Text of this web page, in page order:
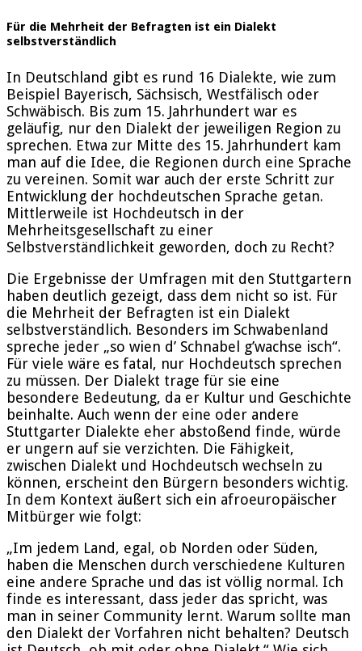
Für die Mehrheit der Befragten ist ein Dialekt
selbstverständlich
In Deutschland gibt es rund 16 Dialekte, wie zum
Beispiel Bayerisch, Sächsisch, Westfälisch oder
Schwäbisch. Bis zum 15. Jahrhundert war es
geläufig, nur den Dialekt der jeweiligen Region zu
sprechen. Etwa zur Mitte des 15. Jahrhundert kam
man auf die Idee, die Regionen durch eine Sprache
zu vereinen. Somit war auch der erste Schritt zur
Entwicklung der hochdeutschen Sprache getan.
Mittlerweile ist Hochdeutsch in der
Mehrheitsgesellschaft zu einer
Selbstverständlichkeit geworden, doch zu Recht?
Die Ergebnisse der Umfragen mit den Stuttgartern
haben deutlich gezeigt, dass dem nicht so ist. Für
die Mehrheit der Befragten ist ein Dialekt
selbstverständlich. Besonders im Schwabenland
spreche jeder „so wien d’ Schnabel g’wachse isch“.
Für viele wäre es fatal, nur Hochdeutsch sprechen
zu müssen. Der Dialekt trage für sie eine
besondere Bedeutung, da er Kultur und Geschichte
beinhalte. Auch wenn der eine oder andere
Stuttgarter Dialekte eher abstoßend finde, würde
er ungern auf sie verzichten. Die Fähigkeit,
zwischen Dialekt und Hochdeutsch wechseln zu
können, erscheint den Bürgern besonders wichtig.
In dem Kontext äußert sich ein afroeuropäischer
Mitbürger wie folgt:
„Im jedem Land, egal, ob Norden oder Süden,
haben die Menschen durch verschiedene Kulturen
eine andere Sprache und das ist völlig normal. Ich
finde es interessant, dass jeder das spricht, was
man in seiner Community lernt. Warum sollte man
den Dialekt der Vorfahren nicht behalten? Deutsch